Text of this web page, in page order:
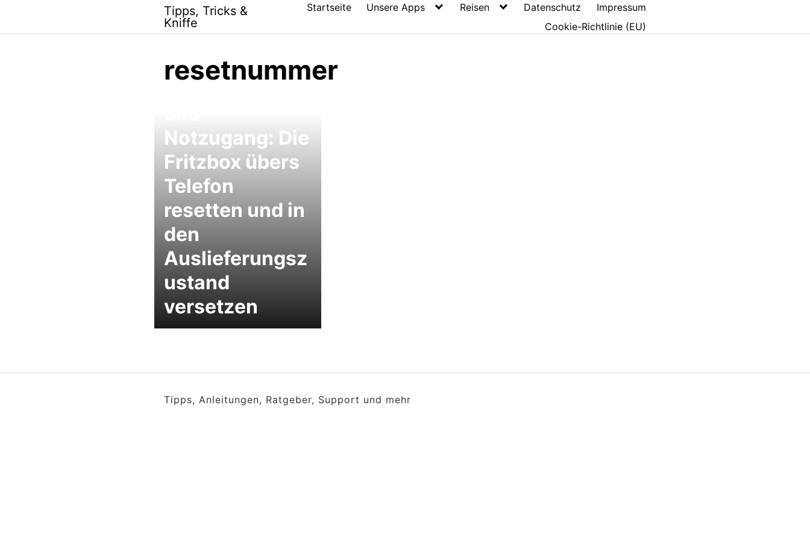
content
Tipps, Tricks &
Kniffe
Startseite Unsere Apps Reisen Datenschutz
Impressum
Cookie-Richtlinie (EU)
resetnummer
Notzugang: Die
Fritzbox übers
Telefon
resetten und in
den
Auslieferungsz
ustand
versetzen
Tipps, Anleitungen, Ratgeber, Support und mehr